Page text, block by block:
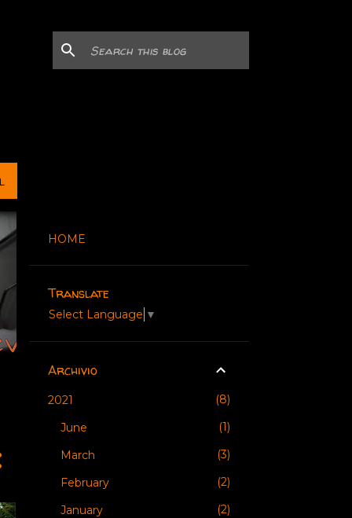
HOME
Translate
Select Language ▼
Archivio
2021
8
June
1
March
3
February
2
January
2